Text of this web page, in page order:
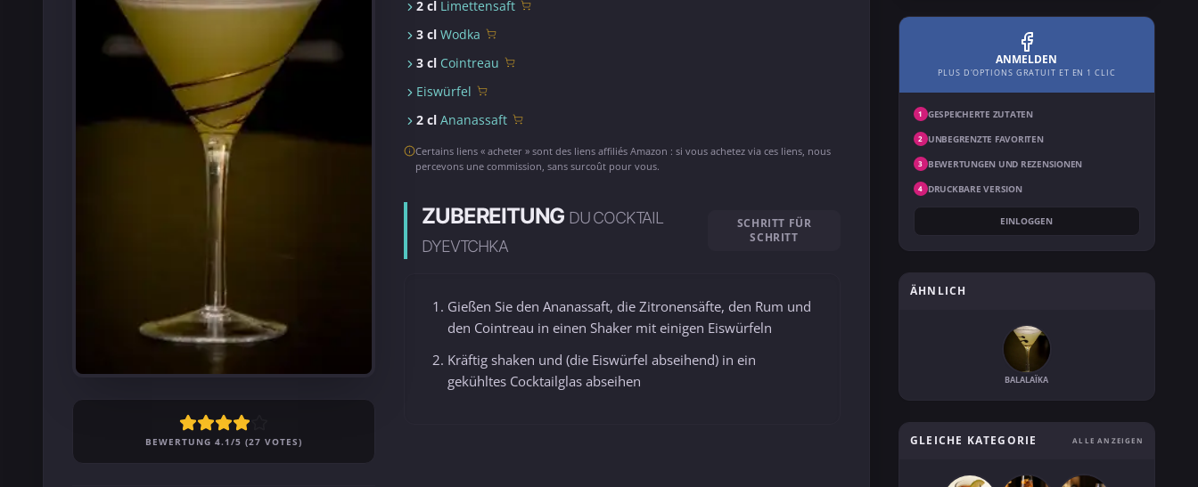
BEWERTUNG 4.1/5 (27 VOTES)
2 cl Limettensaft
3 clWodka
3 cl Cointreau
Eiswürfel
2 clAnanassaft
Certains liens « acheter » sont des liens affiliés Amazon : si vous achetez via ces liens, nous
percevons une commission, sans surcoût pour vous.
ZUBEREITUNG DU COCKTAIL
DYEVTCHKA
SCHRITT FÜR
SCHRITT
Gießen Sie den Ananassaft, die Zitronensäfte, den Rum und
den Cointreau in einen Shaker mit einigen Eiswürfeln
Kräftig shaken und (die Eiswürfel abseihend) in ein
gekühltes Cocktailglas abseihen
ANMELDEN
PLUS D'OPTIONS GRATUIT ET EN 1 CLIC
1 GESPEICHERTE ZUTATEN
2 UNBEGRENZTE FAVORITEN
3 BEWERTUNGEN UND REZENSIONEN
4 DRUCKBARE VERSION
EINLOGGEN
ÄHNLICH
BALALAÏKA
GLEICHE KATEGORIE ALLE ANZEIGEN